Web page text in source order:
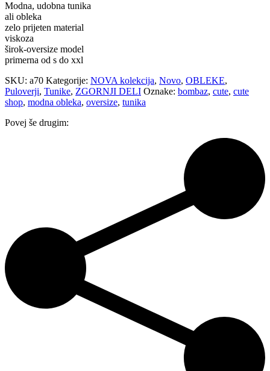
Modna, udobna tunika
ali obleka
zelo prijeten material
viskoza
širok-oversize model
primerna od s do xxl
SKU: a70 Kategorije: NOVA kolekcija, Novo, OBLEKE,
Puloverji, Tunike, ZGORNJI DELI Oznake: bombaz, cute, cute
shop, modna obleka, oversize, tunika
Povej še drugim: